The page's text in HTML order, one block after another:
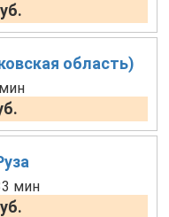
область)
мин